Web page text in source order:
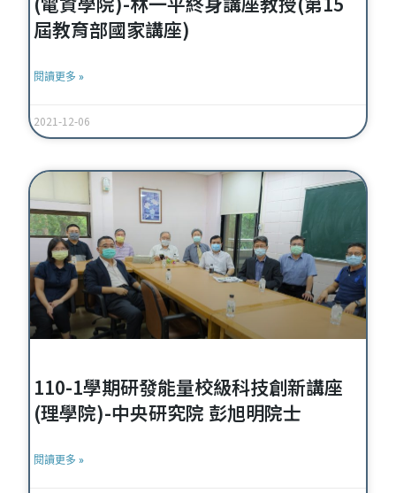
屆教育部國家講座)
閱讀更多 »
2021-12-06
110-1學期研發能量校級科技創新講座
(理學院)-中央研究院 彭旭明院士
閱讀更多 »